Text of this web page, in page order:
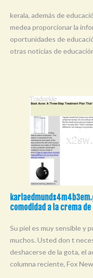
kerala, además de
medea proporcionar la
oportunidades de
otras noticias de
comodidad a la crema
Su piel es muy sensible y
muchos. Usted don t
deshacerse de la gota, el
columna reciente, Fox